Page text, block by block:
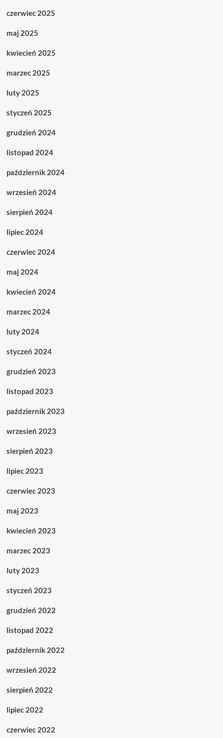
czerwiec 2025
maj 2025
kwiecień 2025
marzec 2025
luty 2025
styczeń 2025
grudzień 2024
listopad 2024
październik 2024
wrzesień 2024
sierpień 2024
lipiec 2024
czerwiec 2024
maj 2024
kwiecień 2024
marzec 2024
luty 2024
styczeń 2024
grudzień 2023
listopad 2023
październik 2023
wrzesień 2023
sierpień 2023
lipiec 2023
czerwiec 2023
maj 2023
kwiecień 2023
marzec 2023
luty 2023
styczeń 2023
grudzień 2022
listopad 2022
październik 2022
wrzesień 2022
sierpień 2022
lipiec 2022
czerwiec 2022